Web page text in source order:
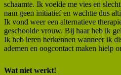
schaamte. Ik voelde me vies en
nam geen initiatief en wachtte dus
Ik vond weer een alternatieve
geschoolde vrouw. Bij haar heb ik
Ik heb leren herkennen wanneer ik
ademen en oogcontact maken hielp
Wat niet werkt!